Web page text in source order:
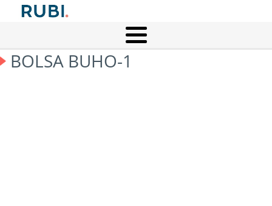
BOLSA BUHO-1